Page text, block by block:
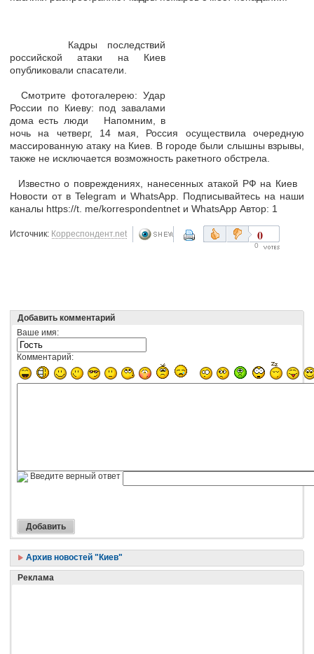
Кадры последствий
российской атаки на Киев
опубликовали спасатели.
Cмотрите фотогалерею: Удар
России по Киеву: под завалами
дома есть люди Напомним, в
ночь на четверг, 14 мая, Россия осуществила очередную
массированную атаку на Киев. В городе были слышны взрывы,
также не исключается возможность ракетного обстрела.
Известно о повреждениях, нанесенных атакой РФ на Киев
Новости от в Telegram и WhatsApp. Подписывайтесь на наши
каналы https://t. me/korrespondentnet и WhatsApp Автор: 1
Источник: Корреспондент.net 0
0
Добавить комментарий
Ваше имя:
Комментарий:
Введите верный ответ
Архив новостей "Киев"
Реклама